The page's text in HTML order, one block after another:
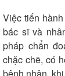
Việc tiến
bác sĩ và
pháp chẩn
chặc chẽ, có